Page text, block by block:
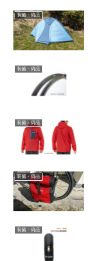
装備・備品
装備・備品
装備・備品
装備・備品
装備・備品